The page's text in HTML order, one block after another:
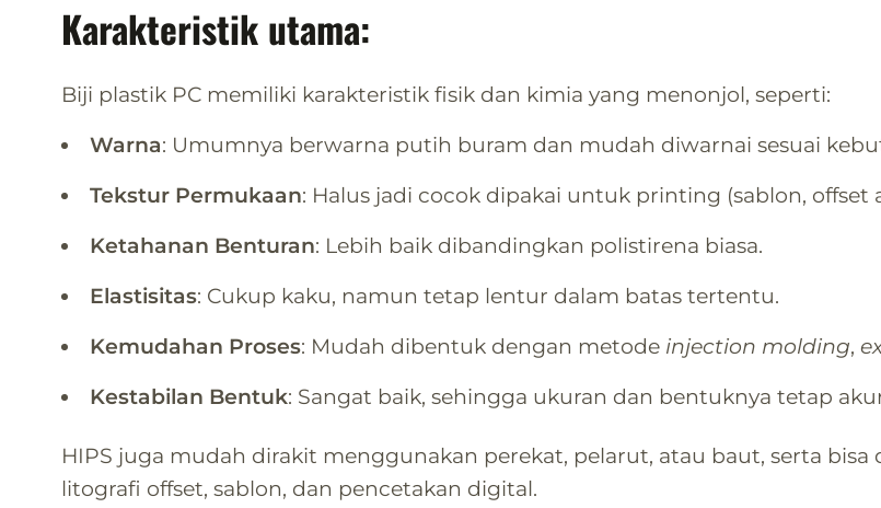
Karakteristik utama:
Biji plastik PC memiliki karakteristik fisik dan kimia yang menonjol, seperti:
Warna: Umumnya berwarna putih buram dan mudah diwarnai sesuai
Tekstur Permukaan: Halus jadi cocok dipakai untuk printing (sablon, offset
Ketahanan Benturan: Lebih baik dibandingkan polistirena biasa.
Elastisitas: Cukup kaku, namun tetap lentur dalam batas tertentu.
Kemudahan Proses: Mudah dibentuk dengan metode injection molding,
Kestabilan Bentuk: Sangat baik, sehingga ukuran dan bentuknya tetap
HIPS juga mudah dirakit menggunakan perekat, pelarut, atau baut, serta
litografi offset, sablon, dan pencetakan digital.